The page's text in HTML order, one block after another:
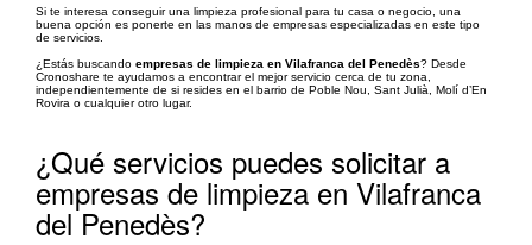
Si te interesa conseguir una limpieza profesional para tu casa o negocio, una
buena opción es ponerte en las manos de empresas especializadas en este tipo
de servicios.
¿Estás buscando empresas de limpieza en Vilafranca del Penedès? Desde
Cronoshare te ayudamos a encontrar el mejor servicio cerca de tu zona,
independientemente de si resides en el barrio de Poble Nou, Sant Julià, Molí d’En
Rovira o cualquier otro lugar.
¿Qué servicios puedes solicitar a
empresas de limpieza en Vilafranca
del Penedès?